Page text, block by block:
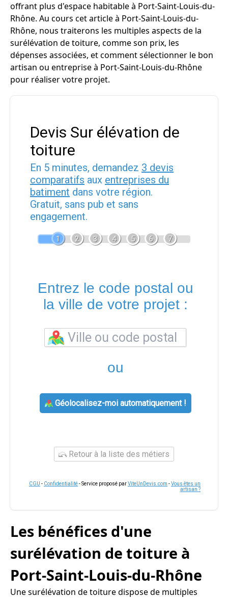
offrant plus d'espace habitable à Port-Saint-Louis-du-
Rhône. Au cours cet article à Port-Saint-Louis-du-
Rhône, nous traiterons les multiples aspects de la
surélévation de toiture, comme son prix, les
dépenses associées, et comment sélectionner le bon
artisan ou entreprise à Port-Saint-Louis-du-Rhône
pour réaliser votre projet.
Devis Sur élévation de
toiture
En 5 minutes, demandez 3 devis
comparatifs aux entreprises du
batiment dans votre région.
Gratuit, sans pub et sans
engagement.
1 2 3 4 5 6 7
Entrez le code postal ou
la ville de votre projet :
ou
Géolocalisez-moi automatiquement !
Retour à la liste des métiers
CGU - Confidentialité- Service proposé parViteUnDevis.com -Vous êtes un
artisan ?
Les bénéfices d'une
surélévation de toiture à
Port-Saint-Louis-du-Rhône
Une surélévation de toiture dispose de multiples